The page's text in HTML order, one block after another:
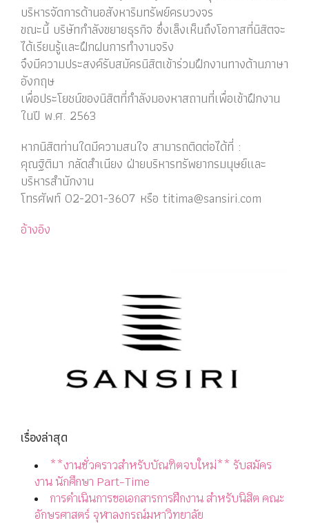
บริหารจัดการด้านอสังหาริมทรัพย์ครบวงจร
ขณะนี้ บริษัทกำลังขยายธุรกิจ ซึ่งเล็งเห็นถึงโอกาสที่นิสิตจะ
ได้เรียนรู้และฝึกฝนการทำงานจริง
จึงมีความประสงค์รับสมัครนิสิตเข้าร่วมฝึกงานทางด้านภาษา
อังกฤษ
เพื่อประโยชน์ของนิสิตที่กำลังมองหาสถานที่เพื่อเข้าฝึกงาน
ในปี พ.ศ. 2563
หากนิสิตท่านใดมีความสนใจ สามารถติดต่อได้ที่ :
คุณฐิติมา กลัดสำเนียง ฝ่ายบริหารทรัพยากรมนุษย์และ
บริหารสำนักงาน
โทรศัพท์ 02-201-3607 หรือ titima@sansiri.com
อ้างอิง
เรื่องล่าสุด
**งานชั่วคราวสำหรับบัณฑิตจบใหม่** รับสมัคร
งาน นักศึกษา Part-Time
การดำเนินการขอเอกสารการฝึกงาน สำหรับนิสิต คณะ
อักษรศาสตร์ จุฬาลงกรณ์มหาวิทยาลัย